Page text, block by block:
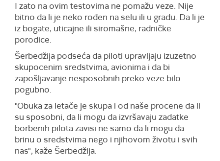
I zato na ovim testovima ne pomažu veze. Nije
bitno da li je neko rođen na selu ili u gradu. Da li je
iz bogate, uticajne ili siromašne, radničke
porodice.
Šerbedžija podseća da piloti upravljaju izuzetno
skupocenim sredstvima, avionima i da bi
zapošljavanje nesposobnih preko veze bilo
pogubno.
"Obuka za letače je skupa i od naše procene da li
su sposobni, da li mogu da izvršavaju zadatke
borbenih pilota zavisi ne samo da li mogu da
brinu o sredstvima nego i njihovom životu i svih
nas", kaže Šerbedžija.